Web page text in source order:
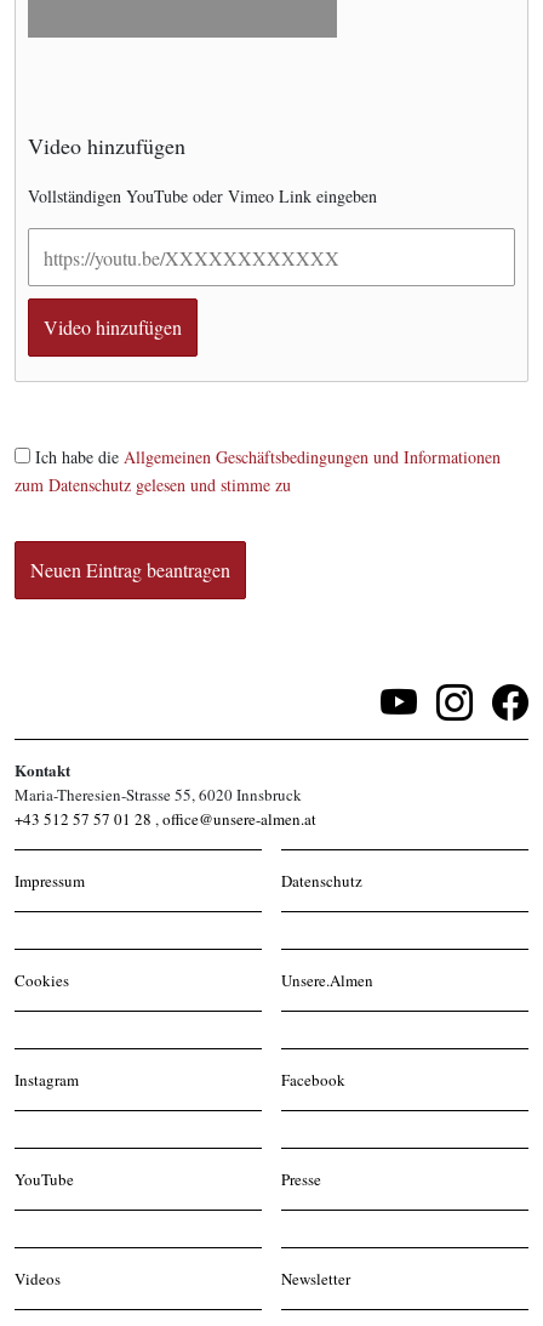
Video hinzufügen
Vollständigen YouTube oder Vimeo Link eingeben
Ich habe die Allgemeinen Geschäftsbedingungen und Informationen
zum Datenschutz gelesen und stimme zu
Kontakt
Maria-Theresien-Strasse 55, 6020 Innsbruck
+43 512 57 57 01 28 ,office@unsere-almen.at
Impressum Datenschutz
Cookies Unsere.Almen
Instagram Facebook
YouTube Presse
Videos Newsletter